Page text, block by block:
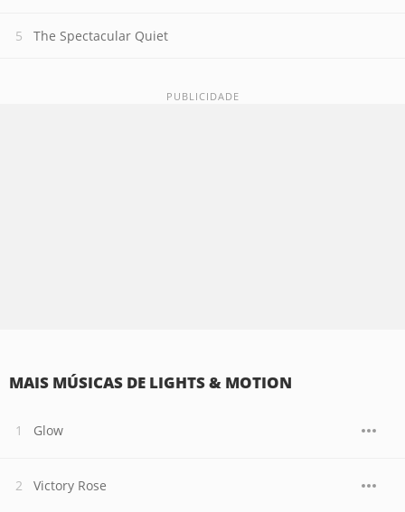
The Spectacular Quiet
MAIS MÚSICAS DE LIGHTS & MOTION
Glow
Victory Rose